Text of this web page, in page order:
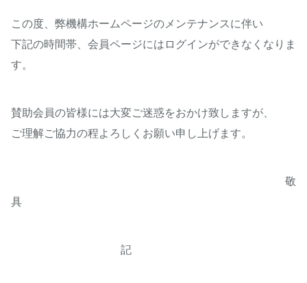
この度、弊機構ホームページのメンテナンスに伴い
下記の時間帯、会員ページにはログインができなくなりま
す。
賛助会員の皆様には大変ご迷惑をおかけ致しますが、
ご理解ご協力の程よろしくお願い申し上げます。
敬
具
記